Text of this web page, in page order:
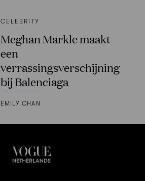
CELEBRITY
Meghan Markle maakt
een
verrassingsverschijning
bij Balenciaga
EMILY CHAN